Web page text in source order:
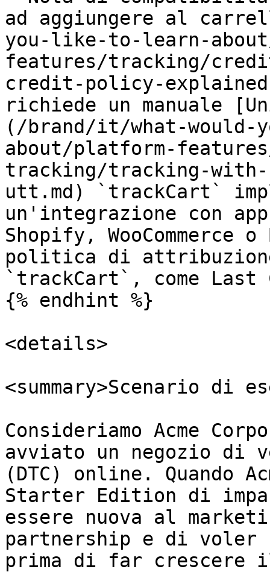
ad aggiungere al
you-like-to-learn-
features/tracking/
credit-policy-
richiede un manuale
(/brand/it/what-
about/platform-
tracking/tracking-
utt.md) `trackCart`
un'integrazione con
Shopify, WooCommerce
politica di
`trackCart`, come
{% endhint %}
<details>
<summary>Scenario di
Consideriamo Acme
avviato un negozio di
(DTC) online. Quando
Starter Edition di
essere nuova al
partnership e di voler
prima di far crescere